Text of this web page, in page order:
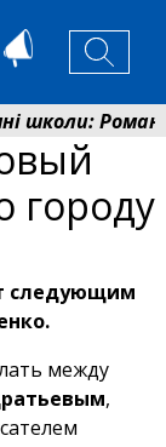
фонд
городу
следующим
между
,